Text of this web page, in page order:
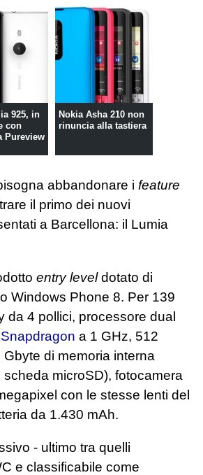
925, in
con
Pureview
Nokia Asha 210 non
rinuncia alla tastiera
abbandonare i feature
il primo dei nuovi
a Barcellona: il Lumia
entry leveldotato di
Windows Phone 8. Per 139
da 4 pollici, processore dual
a 1 GHz, 512
di memoria interna
microSD), fotocamera
con le stesse lenti del
da 1.430 mAh.
- ultimo tra quelli
e classificabile come